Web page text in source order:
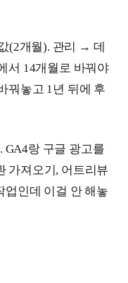
(2개월). 관리 → 데
서 14개월로 바꿔야
꿔놓고 1년 뒤에 후
GA4랑 구글 광고를
가져오기, 어트리뷰
업인데 이걸 안 해놓